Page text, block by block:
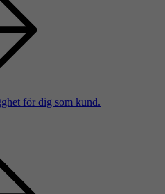
för dig som kund.